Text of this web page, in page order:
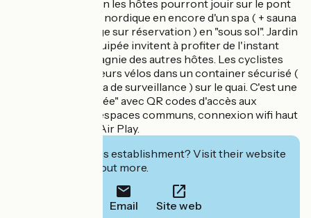
En toute discrétion les hôtes pourront jouir sur le pont
terrasse d'un bain nordique en encore d'un spa ( + sauna
et table de massage sur réservation ) en "sous sol". Jardin
d'hiver, cuisine équipée invitent à profiter de l'instant
présent en compagnie des autres hôtes. Les cyclistes
pourront laisser leurs vélos dans un container sécurisé (
QR code et caméra de surveillance ) sur le quai. C'est une
péniche "connectée" avec QR codes d'accès aux
chambres et aux espaces communs, connexion wifi haut
débit + systèmes Air Play.
Interested in this establishment? Visit their website
to book or find out more.
Email Site web